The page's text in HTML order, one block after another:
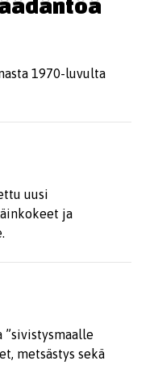
uusi
ja
”sivistysmaalle
metsästys sekä